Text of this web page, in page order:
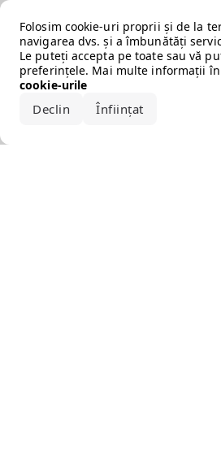
Folosim cookie-uri proprii și de la
navigarea dvs. și a îmbunătăți
Le puteți accepta pe toate sau vă
preferințele. Mai multe informații în
cookie-urile
Declin Înființat
Error loading